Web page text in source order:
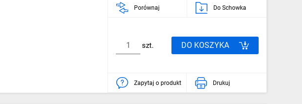
Porównaj Do Schowka
szt. DO KOSZYKA
Zapytaj o produkt Drukuj